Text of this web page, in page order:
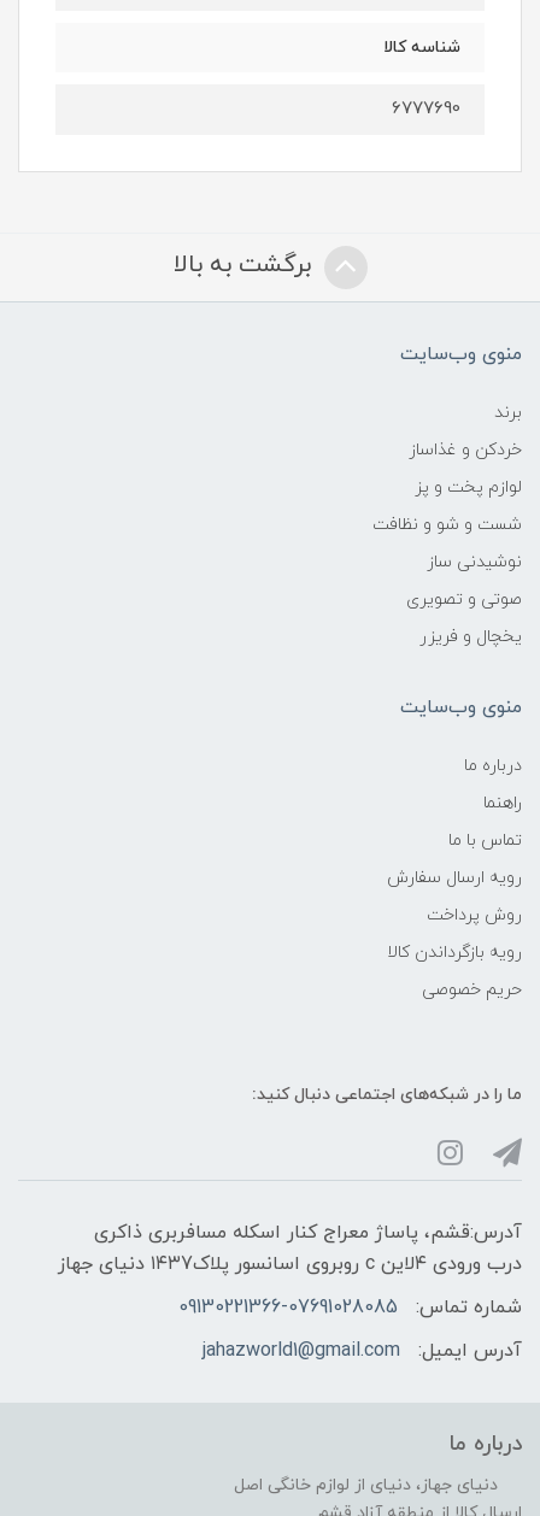
شناسه کالا
6777690
برگشت به بالا
منوی وب‌سایت
برند
خردکن و غذاساز
لوازم پخت و پز
شست و شو و نظافت
نوشیدنی ساز
صوتی و تصویری
یخچال و فریزر
منوی وب‌سایت
درباره ما
راهنما
تماس با ما
رویه ارسال سفارش
روش پرداخت
رویه‌ بازگرداندن کالا
حریم خصوصی
ما را در شبکه‌های اجتماعی دنبال کنید:
آدرس:قشم، پاساژ معراج کنار اسکله مسافربری ذاکری
درب ورودی ۴لاین c روبروی اسانسور پلاک۱۴۳7 دنیای جهاز
شماره تماس:
09130221366-07691028085
آدرس ایمیل:
jahazworld1@gmail.com
درباره ما
دنیای جهاز، دنیای از لوازم خانگی اصل